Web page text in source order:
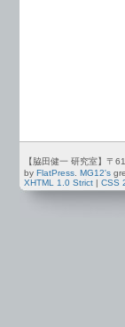
【脇田健一 研究室】〒
by FlatPress. MG12's
XHTML 1.0 Strict
CSS